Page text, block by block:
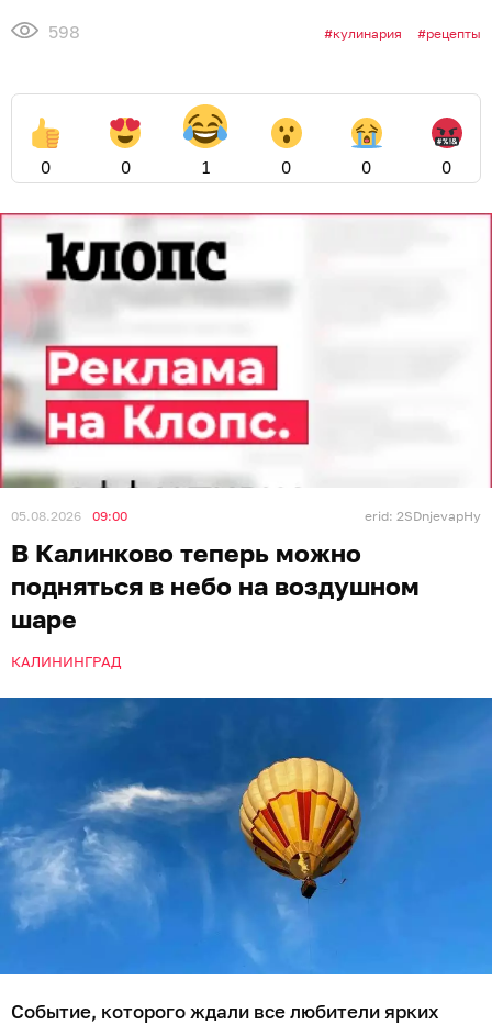
598 кулинария рецепты
0 0 1 0 0 0
05.08.2026 09:00 erid: 2SDnjevapHy
В Калинково теперь можно
подняться в небо на воздушном
шаре
КАЛИНИНГРАД
Событие, которого ждали все любители ярких